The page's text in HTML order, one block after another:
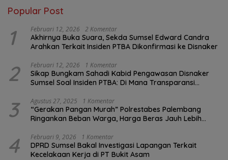
Popular Post
1 Februari 12, 2026 2 Komentar
Akhirnya Buka Suara, Sekda Sumsel Edward Candra
Arahkan Terkait Insiden PTBA Dikonfirmasi ke Disnaker
2 Februari 12, 2026 1 Komentar
Sikap Bungkam Sahadi Kabid Pengawasan Disnaker
Sumsel Soal Insiden PTBA: Di Mana Transparansi
3 Agustus 27, 2025 1 Komentar
“Gerakan Pangan Murah” Polrestabes Palembang
Ringankan Beban Warga, Harga Beras Jauh Lebih
4 Februari 9, 2026 1 Komentar
DPRD Sumsel Bakal Investigasi Lapangan Terkait
Kecelakaan Kerja di PT Bukit Asam